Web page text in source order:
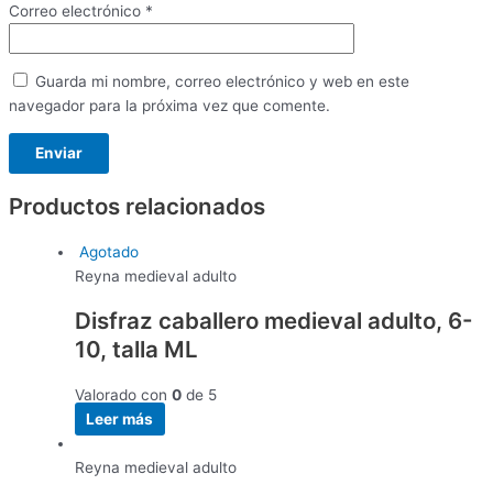
Correo electrónico *
Guarda mi nombre, correo electrónico y web en este
navegador para la próxima vez que comente.
Productos relacionados
Agotado
Reyna medieval adulto
Disfraz caballero medieval adulto, 6-
10, talla ML
Valorado con 0 de 5
Leer más
Reyna medieval adulto